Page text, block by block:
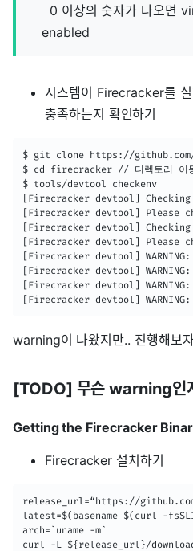
0 이상의 숫자가 나오면
enabled
시스템이 Firecracker를
충족하는지 확인하기
$ git clone https://
$ cd firecracker // 디렉토리 이
$ tools/devtool checkenv
[Firecracker devtool]
[Firecracker devtool] Please
[Firecracker devtool]
[Firecracker devtool] Please
[Firecracker devtool] WARNING:
[Firecracker devtool]
[Firecracker devtool]
[Firecracker devtool] WARNING:
warning이 나왔지만.. 진행해보
[TODO] 무슨 warning인
Getting the Firecracker
Firecracker 설치하기
release_url=“https://
latest=$(basename $(curl -
arch=`uname -m`
curl -L ${release_url}/